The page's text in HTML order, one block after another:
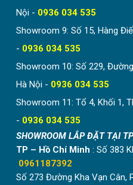
Nội - 0936 034 535
Showroom 9: Số 15, Hàng
- 0936 034 535
Showroom 10: Số 229,
Hà Nội - 0936 034 535
Showroom 11: Tổ 4, Khối 1,
- 0936 034 535
SHOWROOM LẮP ĐẶT TẠI
TP – Hồ Chí Minh : Số 383
0961187392
Số 273 Đường Kha Vạn Cân,